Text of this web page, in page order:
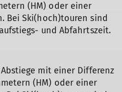
(HM) oder einer
Bei Ski(hoch)touren sind
und Abfahrtszeit.
mit einer Differenz
(HM) oder einer